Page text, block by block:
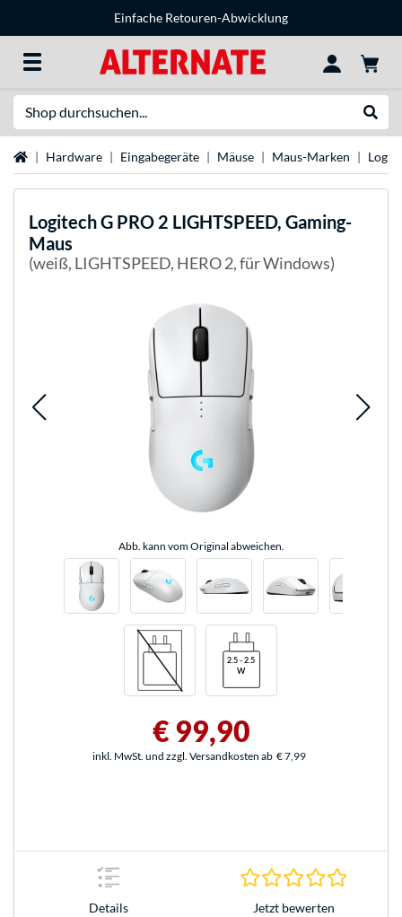
Einfache Retouren-Abwicklung
StartseiteHardware Eingabegeräte Mäuse Maus-Marken
LogitechG PRO 2 LIGHTSPEED, Gaming-
Maus
(weiß, LIGHTSPEED, HERO 2, für Windows)
Abb. kann vom Original abweichen.
€ 99,90
inkl. MwSt. und zzgl. Versandkosten ab € 7,99
Details Jetzt bewerten